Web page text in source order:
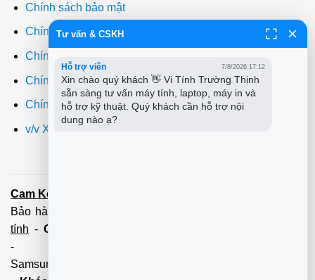
Chính sách bảo mật
Chính sách thanh toán
Chính sách giao hàng
Chính sách đổi trả
Chính sách bảo hành
v/v Xuất hóa đơn đỏ VAT
Cam Kết:
Bảo hành tận tâm - Xuất hóa đơn đỏ đầy đủ
tính - Cài Win Tận Nơi
-
Samsung,Brother,Xeroc,Panasonic): 100 - 180,000 vnđ
Tư vấn & CSKH
Hỗ trợ viên 7/8/2026 17:12
Xin chào quý khách 👋 Vi Tính Trường Thịnh
sẵn sàng tư vấn máy tính, laptop, máy in và
hỗ trợ kỹ thuật. Quý khách cần hỗ trợ nội
dung nào ạ?